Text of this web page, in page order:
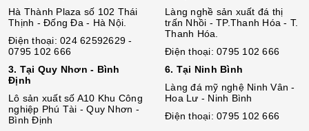
Hà Thành Plaza số 102 Thái
Thịnh - Đống Đa - Hà Nội.
Điện thoại: 024 62592629 -
0795 102 666
3. Tại Quy Nhơn - Bình
Định
Lô sản xuất số A10 Khu Công
nghiệp Phú Tài - Quy Nhơn -
Bình Định
Làng nghề sản xuất đá thị
trấn Nhồi - TP.Thanh Hóa - T.
Thanh Hóa.
Điện thoại: 0795 102 666
6. Tại Ninh Bình
Làng đá mỹ nghệ Ninh Vân -
Hoa Lư - Ninh Bình
Điện thoại: 0795 102 666